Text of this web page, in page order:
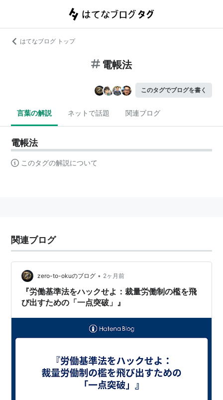
はてなブログ トップ
電帳法
このタグでブログを書く
言葉の解説 ネットで話題 関連ブログ
電帳法
このタグの解説について
関連ブログ
zero-to-okuのブログ • 2ヶ月前
『労働基準法をハックせよ：裁量労働制の檻を飛
び出すための「一点突破」』